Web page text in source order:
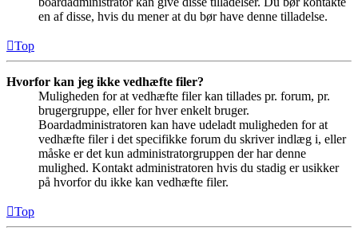
en af disse, hvis du mener at du bør have denne tilladelse.
Top
Hvorfor kan jeg ikke vedhæfte filer?
Muligheden for at vedhæfte filer kan tillades pr. forum, pr.
brugergruppe, eller for hver enkelt bruger.
Boardadministratoren kan have udeladt muligheden for at
vedhæfte filer i det specifikke forum du skriver indlæg i, eller
måske er det kun administratorgruppen der har denne
mulighed. Kontakt administratoren hvis du stadig er usikker
på hvorfor du ikke kan vedhæfte filer.
Top